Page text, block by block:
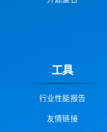
工具
行业性能报告
友情链接